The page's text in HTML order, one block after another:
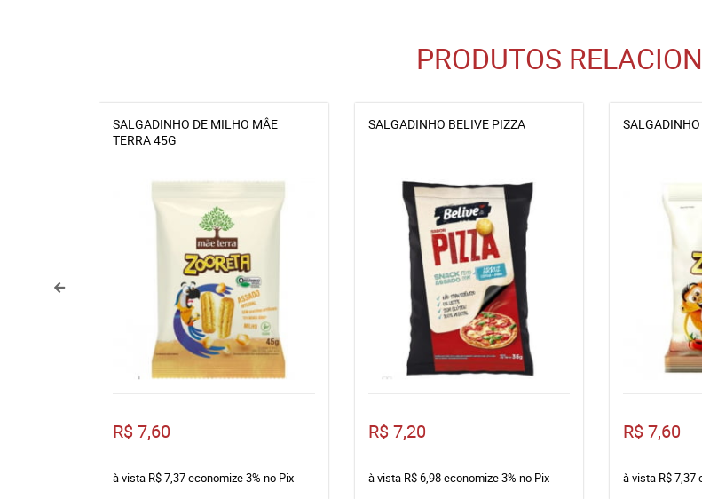
PRODUTOS
SALGADINHO DE MILHO MÂE
TERRA 45G
R$ 7,60
à vista R$ 7,37economize3% no Pix
SALGADINHO BELIVE PIZZA
R$ 7,20
à vista R$ 6,98economize3% no Pix
R$ 7,60
à vista R$ 7,37